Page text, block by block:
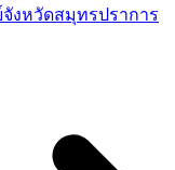
งหวัดสมุทรปราการ